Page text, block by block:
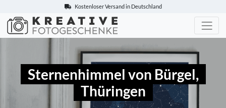
Kostenloser Versand in Deutschland
Kreative-Fotogeschenke.de
Sternenhimmel von Bürgel,
Thüringen